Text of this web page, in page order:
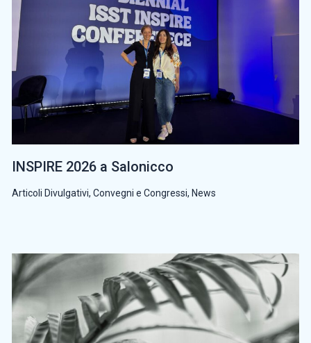
INSPIRE 2026 a Salonicco
Articoli Divulgativi, Convegni e Congressi, News